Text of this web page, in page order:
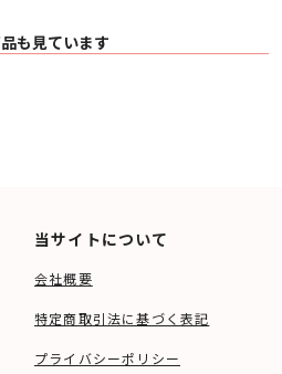
も見ています
当サイトについて
会社概要
特定商取引法に基づく表記
プライバシーポリシー